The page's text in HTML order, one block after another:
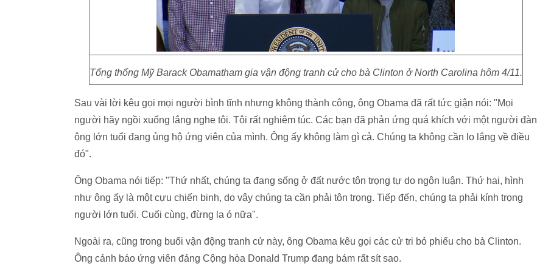
Tổng thống Mỹ Barack Obamatham gia vận động tranh cử cho bà Clinton ở North Carolina hôm 4/11.
Sau vài lời kêu gọi mọi người bình tĩnh nhưng không thành công, ông Obama đã rất tức giận nói: "Mọi
người hãy ngồi xuống lắng nghe tôi. Tôi rất nghiêm túc. Các bạn đã phản ứng quá khích với một người đàn
ông lớn tuổi đang ủng hộ ứng viên của mình. Ông ấy không làm gì cả. Chúng ta không cần lo lắng về điều
đó".
Ông Obama nói tiếp: "Thứ nhất, chúng ta đang sống ở đất nước tôn trọng tự do ngôn luận. Thứ hai, hình
như ông ấy là một cựu chiến binh, do vậy chúng ta cần phải tôn trọng. Tiếp đến, chúng ta phải kính trọng
người lớn tuổi. Cuối cùng, đừng la ó nữa".
Ngoài ra, cũng trong buổi vận động tranh cử này, ông Obama kêu gọi các cử tri bỏ phiếu cho bà Clinton.
Ông cảnh báo ứng viên đảng Cộng hòa Donald Trump đang bám rất sít sao.